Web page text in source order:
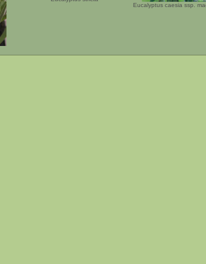
Eucalyptus caesia ssp.